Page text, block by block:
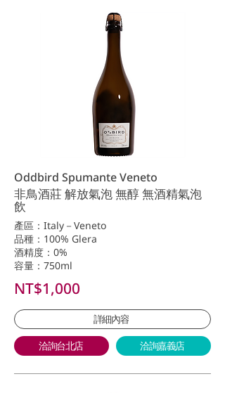
Oddbird Spumante Veneto
非鳥酒莊 解放氣泡 無醇 無酒精氣泡
飲
產區：Italy－Veneto
品種：100% Glera
酒精度：0%
容量：750ml
NT$1,000
詳細內容
洽詢台北店 洽詢嘉義店